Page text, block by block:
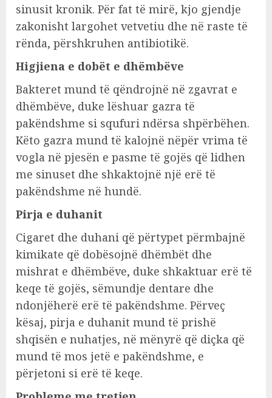
sinusit kronik. Për fat të mirë, kjo gjendje
zakonisht largohet vetvetiu dhe në raste të
rënda, përshkruhen antibiotikë.
Higjiena e dobët e dhëmbëve
Bakteret mund të qëndrojnë në zgavrat e
dhëmbëve, duke lëshuar gazra të
pakëndshme si squfuri ndërsa shpërbëhen.
Këto gazra mund të kalojnë nëpër vrima të
vogla në pjesën e pasme të gojës që lidhen
me sinuset dhe shkaktojnë një erë të
pakëndshme në hundë.
Pirja e duhanit
Cigaret dhe duhani që përtypet përmbajnë
kimikate që dobësojnë dhëmbët dhe
mishrat e dhëmbëve, duke shkaktuar erë të
keqe të gojës, sëmundje dentare dhe
ndonjëherë erë të pakëndshme. Përveç
kësaj, pirja e duhanit mund të prishë
shqisën e nuhatjes, në mënyrë që diçka që
mund të mos jetë e pakëndshme, e
përjetoni si erë të keqe.